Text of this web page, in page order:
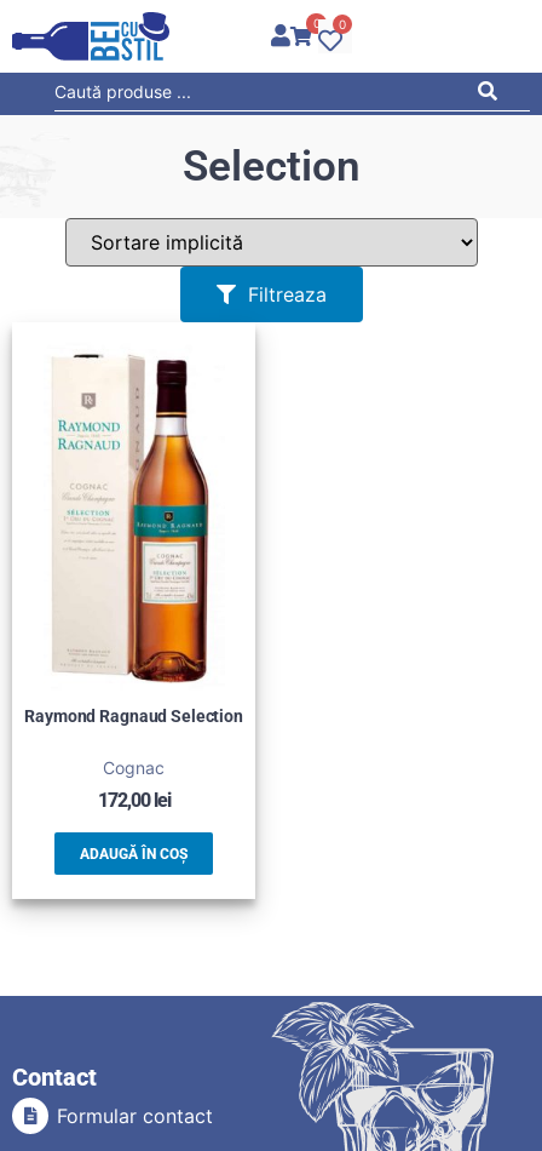
0 0
Selection
Filtreaza
Raymond Ragnaud Selection
Cognac
172,00lei
ADAUGĂ ÎN COȘ
Contact
Formular contact